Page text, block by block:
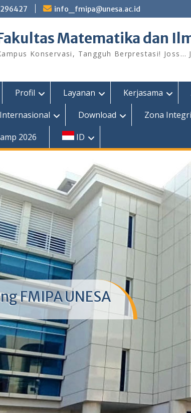
info_fmipa@unesa.ac.id
Matematika dan
Konservasi, Tangguh Berprestasi! Joss…
Profil Layanan Kerjasama
Download Zona
2026
ID
FMIPA UNESA